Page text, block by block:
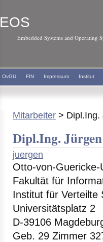
EOS
Embedded Systems and Operating
OvGU FIN Impressum Institut
Mitarbeiter > Dipl.Ing.
Dipl.Ing.
juergen
Otto-von-
Fakultät für
Institut für Verteilte
Universitätsplatz 2
D-39106
Geb. 29 Zimmer